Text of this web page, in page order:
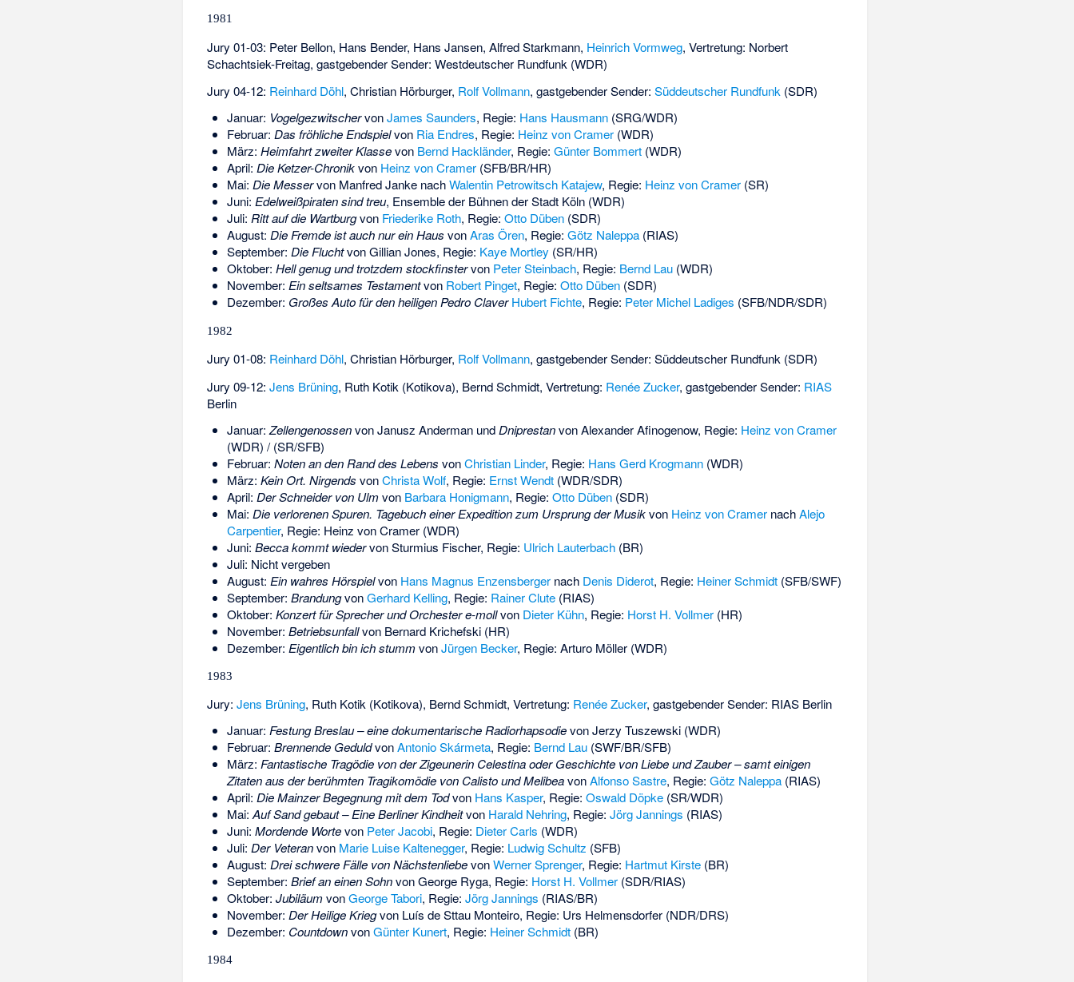
1981
Jury 01-03: Peter Bellon, Hans Bender, Hans Jansen,Alfred Starkmann, Heinrich Vormweg, Vertretung: Norbert
Schachtsiek-Freitag, gastgebender Sender: Westdeutscher Rundfunk (WDR)
Jury 04-12: Reinhard Döhl,Christian Hörburger, Rolf Vollmann, gastgebender Sender:Süddeutscher Rundfunk (SDR)
Januar: VogelgezwitschervonJames Saunders, Regie: Hans Hausmann(SRG/WDR)
Februar: Das fröhliche Endspielvon Ria Endres, Regie: Heinz von Cramer(WDR)
März: Heimfahrt zweiter Klassevon Bernd Hackländer, Regie: Günter Bommert(WDR)
April: Die Ketzer-Chronikvon Heinz von Cramer(SFB/BR/HR)
Mai: Die Messervon Manfred JankenachWalentin Petrowitsch Katajew, Regie: Heinz von Cramer(SR)
Juni: Edelweißpiraten sind treu, Ensemble der Bühnen der Stadt Köln (WDR)
Juli: Ritt auf die Wartburgvon Friederike Roth, Regie: Otto Düben(SDR)
August: Die Fremde ist auch nur ein Haus vonAras Ören, Regie: Götz Naleppa(RIAS)
September: Die FluchtvonGillian Jones, Regie: Kaye Mortley (SR/HR)
Oktober: Hell genug und trotzdem stockfinstervon Peter Steinbach, Regie: Bernd Lau(WDR)
November: Ein seltsames Testamentvon Robert Pinget, Regie: Otto Düben(SDR)
Dezember: Großes Auto für den heiligen Pedro Claver Hubert Fichte, Regie: Peter Michel Ladiges (SFB/NDR/SDR)
1982
Jury 01-08: Reinhard Döhl,Christian Hörburger, Rolf Vollmann, gastgebender Sender: Süddeutscher Rundfunk (SDR)
Jury 09-12:Jens Brüning, Ruth Kotik (Kotikova), Bernd Schmidt, Vertretung: Renée Zucker, gastgebender Sender: RIAS
Berlin
Januar: ZellengenossenvonJanusz AndermanundDniprestanvonAlexander Afinogenow, Regie: Heinz von Cramer
(WDR) / (SR/SFB)
Februar: Noten an den Rand des Lebens vonChristian Linder, Regie: Hans Gerd Krogmann(WDR)
März: Kein Ort. Nirgends vonChrista Wolf, Regie: Ernst Wendt(WDR/SDR)
April: Der Schneider von Ulm von Barbara Honigmann, Regie: Otto Düben(SDR)
Mai: Die verlorenen Spuren. Tagebuch einer Expedition zum Ursprung der Musikvon Heinz von CramernachAlejo
Carpentier, Regie: Heinz von Cramer (WDR)
Juni: Becca kommt wiedervonSturmius Fischer, Regie: Ulrich Lauterbach(BR)
Juli: Nicht vergeben
August: Ein wahres Hörspielvon Hans Magnus Enzensbergernach Denis Diderot, Regie: Heiner Schmidt(SFB/SWF)
September: BrandungvonGerhard Kelling, Regie: Rainer Clute(RIAS)
Oktober: Konzert für Sprecher und Orchester e-mollvon Dieter Kühn, Regie: Horst H. Vollmer(HR)
November: Betriebsunfallvon Bernard Krichefski(HR)
Dezember: Eigentlich bin ich stumm vonJürgen Becker, Regie: Arturo Möller(WDR)
1983
Jury:Jens Brüning, Ruth Kotik (Kotikova), Bernd Schmidt, Vertretung: Renée Zucker, gastgebender Sender: RIAS Berlin
Januar: Festung Breslau – eine dokumentarische RadiorhapsodievonJerzy Tuszewski(WDR)
Februar: Brennende GeduldvonAntonio Skármeta, Regie: Bernd Lau(SWF/BR/SFB)
März: Fantastische Tragödie von der Zigeunerin Celestina oder Geschichte von Liebe und Zauber – samt einigen
Zitaten aus der berühmten Tragikomödie von Calisto und MelibeavonAlfonso Sastre, Regie: Götz Naleppa(RIAS)
April: Die Mainzer Begegnung mit dem Todvon Hans Kasper, Regie: Oswald Döpke(SR/WDR)
Mai:Auf Sand gebaut – Eine Berliner Kindheitvon Harald Nehring, Regie: Jörg Jannings (RIAS)
Juni: Mordende Wortevon Peter Jacobi, Regie: Dieter Carls (WDR)
Juli: Der Veteranvon Marie Luise Kaltenegger, Regie: Ludwig Schultz (SFB)
August: Drei schwere Fälle von NächstenliebevonWerner Sprenger, Regie: Hartmut Kirste(BR)
September: Brief an einen SohnvonGeorge Ryga, Regie: Horst H. Vollmer(SDR/RIAS)
Oktober: Jubiläum vonGeorge Tabori, Regie: Jörg Jannings (RIAS/BR)
November: Der Heilige Kriegvon Luís de Sttau Monteiro, Regie: Urs Helmensdorfer(NDR/DRS)
Dezember: CountdownvonGünter Kunert, Regie: Heiner Schmidt(BR)
1984